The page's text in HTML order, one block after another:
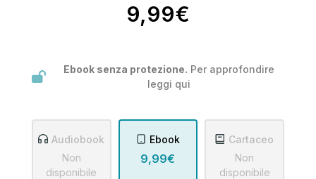
9,99€
Ebook senza protezione. Per approfondire
leggi qui
Audiobook
Non
disponibile
Ebook
9,99€
Cartaceo
Non
disponibile